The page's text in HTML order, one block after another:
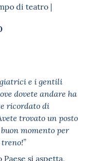
di teatro |
e i gentili
dovete andare ha
ricordato di
trovato un posto
buon momento per
si aspetta,